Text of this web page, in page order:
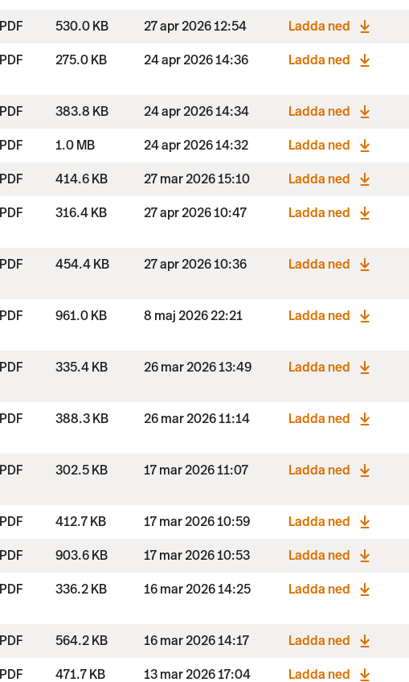
PDF 530.0 KB 27 apr 2026 12:54 Ladda ned
PDF 275.0 KB 24 apr 2026 14:36 Ladda ned
PDF 383.8 KB 24 apr 2026 14:34 Ladda ned
PDF 1.0 MB 24 apr 2026 14:32 Ladda ned
PDF 414.6 KB 27 mar 2026 15:10 Ladda ned
PDF 316.4 KB 27 apr 2026 10:47 Ladda ned
PDF 454.4 KB 27 apr 2026 10:36 Ladda ned
PDF 961.0 KB 8 maj 2026 22:21 Ladda ned
PDF 335.4 KB 26 mar 2026 13:49 Ladda ned
PDF 388.3 KB 26 mar 2026 11:14 Ladda ned
PDF 302.5 KB 17 mar 2026 11:07 Ladda ned
PDF 412.7 KB 17 mar 2026 10:59 Ladda ned
PDF 903.6 KB 17 mar 2026 10:53 Ladda ned
PDF 336.2 KB 16 mar 2026 14:25 Ladda ned
PDF 564.2 KB 16 mar 2026 14:17 Ladda ned
PDF 471.7 KB 13 mar 2026 17:04 Ladda ned